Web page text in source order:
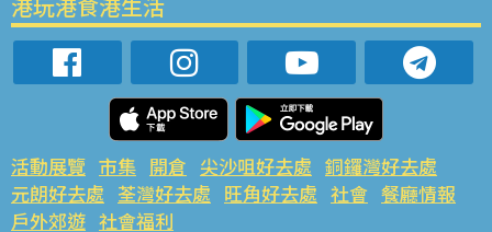
活動展覽 市集 開倉 尖沙咀好去處 銅鑼灣好去處
元朗好去處 荃灣好去處 旺角好去處 社會 餐廳情報
戶外郊遊 社會福利